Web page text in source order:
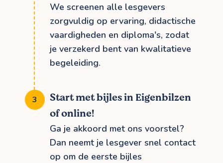
We screenen alle lesgevers
zorgvuldig op ervaring, didactische
vaardigheden en diploma's, zodat
je verzekerd bent van kwalitatieve
begeleiding.
Start met bijles in Eigenbilzen
of online!
Ga je akkoord met ons voorstel?
Dan neemt je lesgever snel contact
op om de eerste bijles